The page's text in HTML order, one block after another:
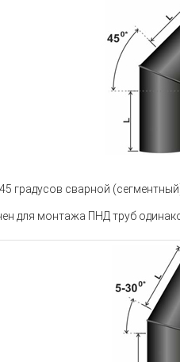
градусов сварной
для монтажа ПНД труб